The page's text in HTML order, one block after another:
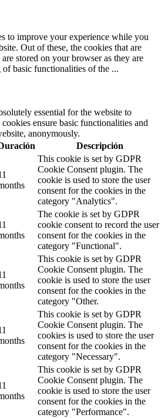
to improve your experience while you
Out of these, the cookies that are
are stored on your browser as they are
basic functionalities of the ...
essential for the website to
ensure basic functionalities and
anonymously.
Descripción
This cookie is set by GDPR
Cookie Consent plugin. The
cookie is used to store the user
consent for the cookies in the
category "Analytics".
The cookie is set by GDPR
cookie consent to record the user
consent for the cookies in the
category "Functional".
This cookie is set by GDPR
Cookie Consent plugin. The
cookie is used to store the user
consent for the cookies in the
category "Other.
This cookie is set by GDPR
Cookie Consent plugin. The
cookies is used to store the user
consent for the cookies in the
category "Necessary".
This cookie is set by GDPR
Cookie Consent plugin. The
cookie is used to store the user
consent for the cookies in the
category "Performance".